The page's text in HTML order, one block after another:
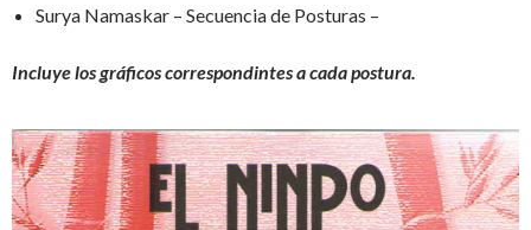
Surya Namaskar – Secuencia de Posturas –
Incluye los gráficos correspondintes a cada postura.